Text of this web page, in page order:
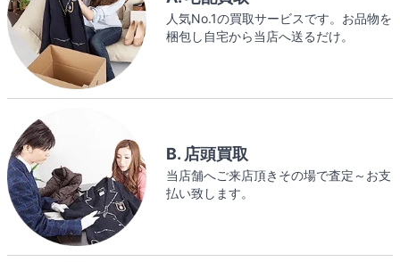
人気No.1の買取サービスです。お品物を
梱包し自宅から当店へ送るだけ。
B. 店頭買取
当店舗へご来店頂きその場で査定～お支
払い致します。